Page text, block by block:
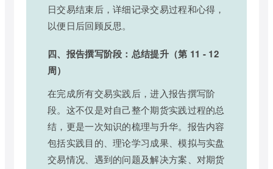
日交易结束后，详细记录交易过程和心得，
以便日后回顾反思。
四、报告撰写阶段：总结提升（第 11 - 12
周）
在完成所有交易实践后，进入报告撰写阶
段。这不仅是对自己整个期货实践过程的总
结，更是一次知识的梳理与升华。报告内容
包括实践目的、理论学习成果、模拟与实盘
交易情况、遇到的问题及解决方案、对期货